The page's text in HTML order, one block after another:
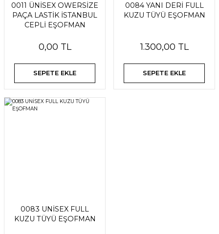
0011 ÜNİSEX OWERSİZE
PAÇA LASTİK İSTANBUL
CEPLİ EŞOFMAN
0,00 TL
SEPETE EKLE
0084 YANI DERİ FULL
KUZU TÜYÜ EŞOFMAN
1.300,00 TL
SEPETE EKLE
0083 UNİSEX FULL
KUZU TÜYÜ EŞOFMAN